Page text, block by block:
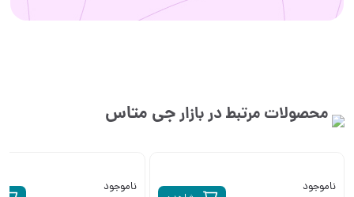
مرتبط در بازارجی متاس
ناموجود